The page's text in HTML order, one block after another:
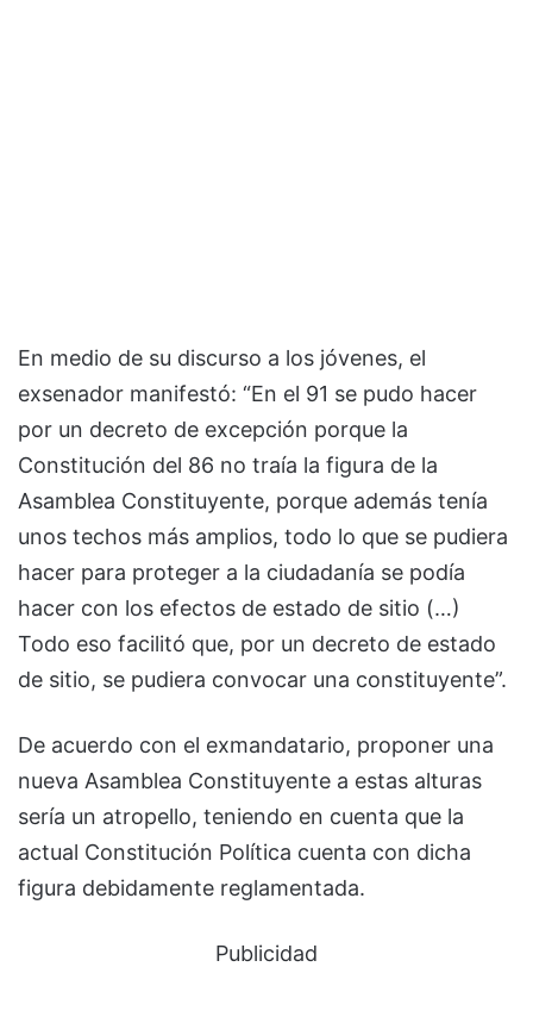
En medio de su discurso a los jóvenes, el
exsenador manifestó: “En el 91 se pudo hacer
por un decreto de excepción porque la
Constitución del 86 no traía la figura de la
Asamblea Constituyente, porque además tenía
unos techos más amplios, todo lo que se pudiera
hacer para proteger a la ciudadanía se podía
hacer con los efectos de estado de sitio (…)
Todo eso facilitó que, por un decreto de estado
de sitio, se pudiera convocar una constituyente”.
De acuerdo con el exmandatario, proponer una
nueva Asamblea Constituyente a estas alturas
sería un atropello, teniendo en cuenta que la
actual Constitución Política cuenta con dicha
figura debidamente reglamentada.
Publicidad